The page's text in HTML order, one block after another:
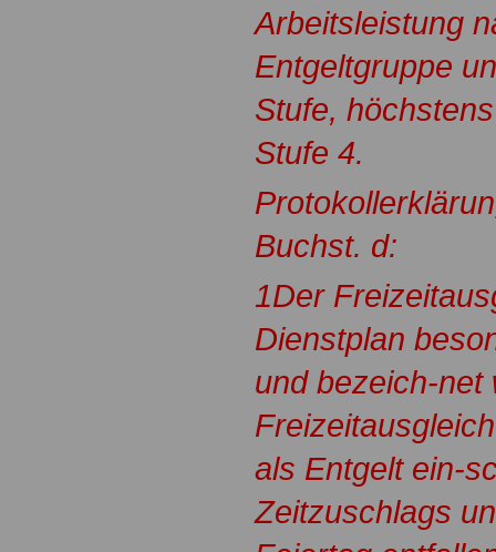
Arbeitsleistung
Entgeltgruppe
Stufe,
Stufe 4.
Buchst. d:
1Der
Dienstplan
und bezeich-net
als Entgelt ein-
Zeitzuschlags